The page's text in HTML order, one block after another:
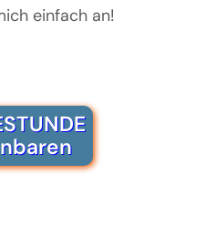
einfach an!